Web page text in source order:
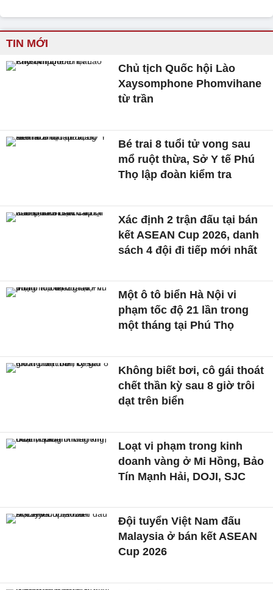
TIN MỚI
Chủ tịch Quốc hội Lào
Xaysomphone Phomvihane
từ trần
Bé trai 8 tuổi tử vong sau
mổ ruột thừa, Sở Y tế Phú
Thọ lập đoàn kiểm tra
Xác định 2 trận đấu tại bán
kết ASEAN Cup 2026, danh
sách 4 đội đi tiếp mới nhất
Một ô tô biển Hà Nội vi
phạm tốc độ 21 lần trong
một tháng tại Phú Thọ
Không biết bơi, cô gái thoát
chết thần kỳ sau 8 giờ trôi
dạt trên biển
Loạt vi phạm trong kinh
doanh vàng ở Mi Hồng, Bảo
Tín Mạnh Hải, DOJI, SJC
Đội tuyển Việt Nam đấu
Malaysia ở bán kết ASEAN
Cup 2026